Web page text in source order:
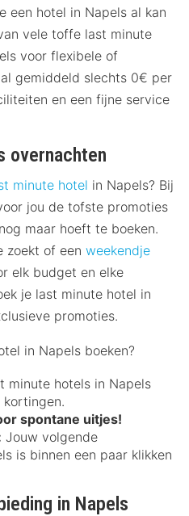
een hotel in Napels al kan
vele toffe last minute
voor flexibele of
gemiddeld slechts 0€ per
en een fijne service
overnachten
minute hotel in Napels? Bij
jou de tofste promoties
maar hoeft te boeken.
zoekt of een weekendje
elk budget en elke
je last minute hotel in
promoties.
in Napels boeken?
minute hotels in Napels
kortingen.
spontane uitjes!
Jouw volgende
is binnen een paar klikken
in Napels